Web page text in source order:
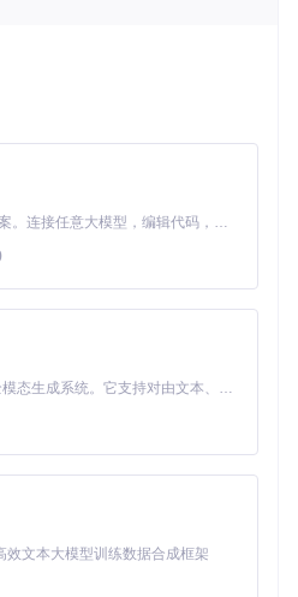
都有对应的类，避免了类型转换
Level 8到更高版本的应用。
献者和持续的更新。
然后愉快地进行类型安全的偏好
展示了如何在实际应用中使用
用程序的代码质量，降低维护成
Claude Code 的开源替代方案。连接任意大模型，编辑代码，运行命令，自动验证 — 全自动执行。用 Rust 构建，极致性能。 ｜ An open-source alternative to Claude Code. Connect any LLM, edit code, run commands, and verify changes — autonomously. Built in Rust for speed. Get Started
MiniMax H3 是一个通用的全模态生成系统。它支持对由文本、图像、视频和音频组成的多模态上下文进行统一理解，并能生成分辨率高达 2K、时长可达 15 秒的带原生立体声音频的视频。得益于面向任务泛化的系统设计，H3 在预训练阶段就已具备广泛的多模态上下文理解与生成能力，能够出色地执行复杂的多模态指令。
效文本大模型训练数据合成框架